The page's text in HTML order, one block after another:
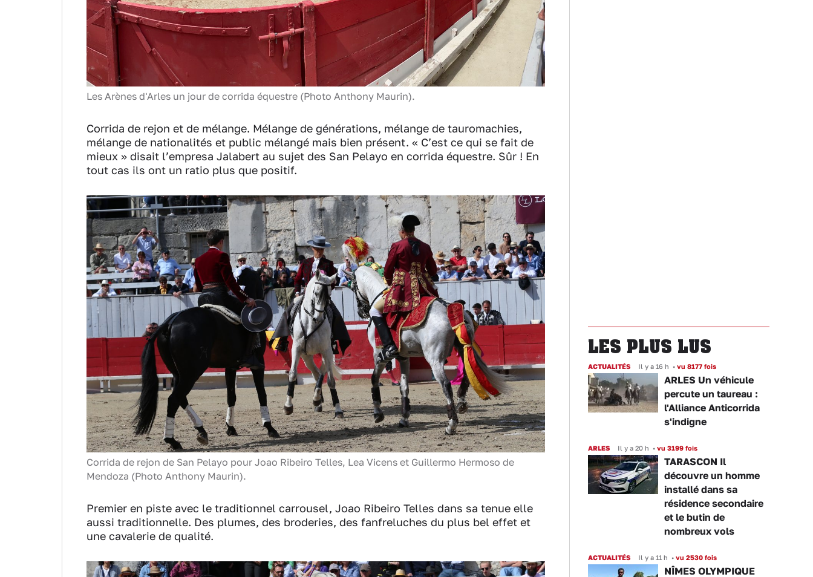
Les Arènes d'Arles un jour de corrida équestre (Photo Anthony Maurin).
Corrida de rejon et de mélange. Mélange de générations, mélange de tauromachies,
mélange de nationalités et public mélangé mais bien présent. « C’est ce qui se fait de
mieux » disait l’empresa Jalabert au sujet des San Pelayo en corrida équestre. Sûr ! En
tout cas ils ont un ratio plus que positif.
Corrida de rejon de San Pelayo pour Joao Ribeiro Telles, Lea Vicens et Guillermo Hermoso de
Mendoza (Photo Anthony Maurin).
Premier en piste avec le traditionnel carrousel, Joao Ribeiro Telles dans sa tenue elle
aussi traditionnelle. Des plumes, des broderies, des fanfreluches du plus bel effet et
une cavalerie de qualité.
LES PLUS LUS
ACTUALITÉS Il y a 16 h • vu 8177 fois
ARLES Un véhicule
percute un taureau :
l'Alliance Anticorrida
s'indigne
ARLES Il y a 20 h • vu 3199 fois
TARASCON Il
découvre un homme
installé dans sa
résidence secondaire
et le butin de
nombreux vols
ACTUALITÉS Il y a 11 h • vu 2530 fois
NÎMES OLYMPIQUE